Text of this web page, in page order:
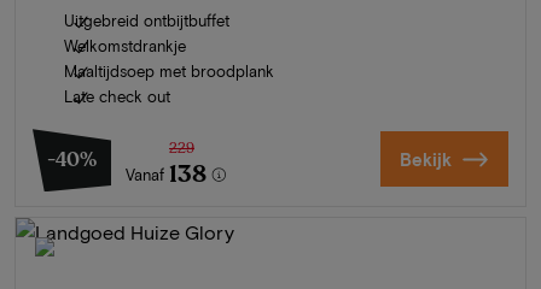
Uitgebreid ontbijtbuffet
Welkomstdrankje
Maaltijdsoep met broodplank
Late check out
-40%
Vanaf
229
138 Bekijk